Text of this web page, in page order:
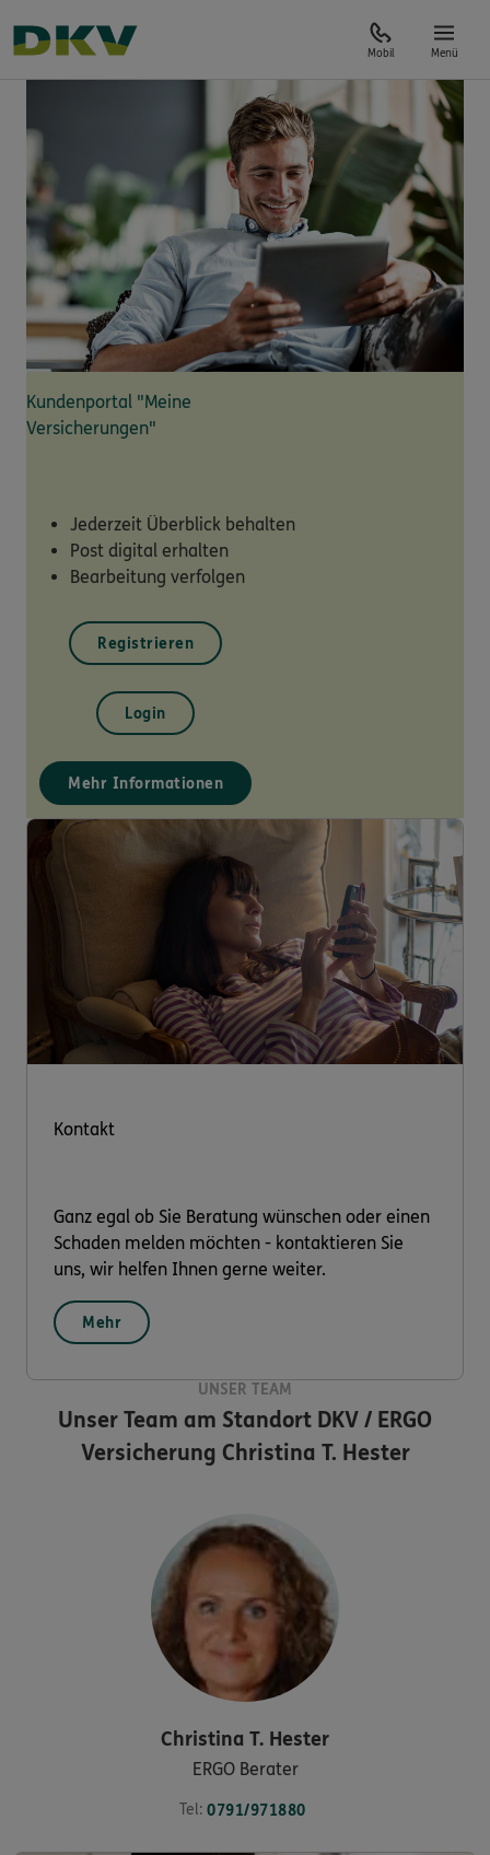
Mobil Menü
Kundenportal "Meine
Versicherungen"
Jederzeit Überblick behalten
Post digital erhalten
Bearbeitung verfolgen
Registrieren
Login
Mehr Informationen
Kontakt
Ganz egal ob Sie Beratung wünschen oder einen
Schaden melden möchten - kontaktieren Sie
uns, wir helfen Ihnen gerne weiter.
Mehr
UNSER TEAM
Unser Team am Standort DKV / ERGO
Versicherung Christina T. Hester
Christina T. Hester
ERGO Berater
Tel: 0791/971880